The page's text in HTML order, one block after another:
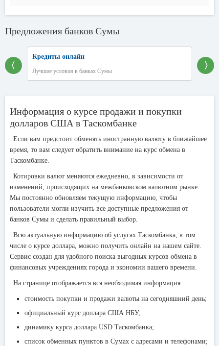
Предложения банков Сумы
〉
〈
Кредиты онлайн
Лучшие условия в банках Сумы
Информация о курсе продажи и покупки
долларов США в Таскомбанке
Если вам предстоит обменять иностранную валюту в ближайшее
время, то вам следует обратить внимание на курс обмена в
Таскомбанке.
Котировки валют меняются ежедневно, в зависимости от
изменений, происходящих на межбанковском валютном рынке.
Мы постоянно обновляем текущую информацию, чтобы
пользователи могли изучить все доступные предложения от
банков Сумы и сделать правильный выбор.
Всю актуальную информацию об услугах Таскомбанка, в том
числе о курсе доллара, можно получить онлайн на нашем сайте.
Сервис создан для удобного поиска выгодных курсов обмена в
финансовых учреждениях города и экономии вашего времени.
На странице отображается вся необходимая информация:
стоимость покупки и продажи валюты на сегодняшний день;
официальный курс доллара США НБУ;
динамику курса доллара USD Таскомбанка;
список обменных пунктов в Сумах с адресами и телефонами;